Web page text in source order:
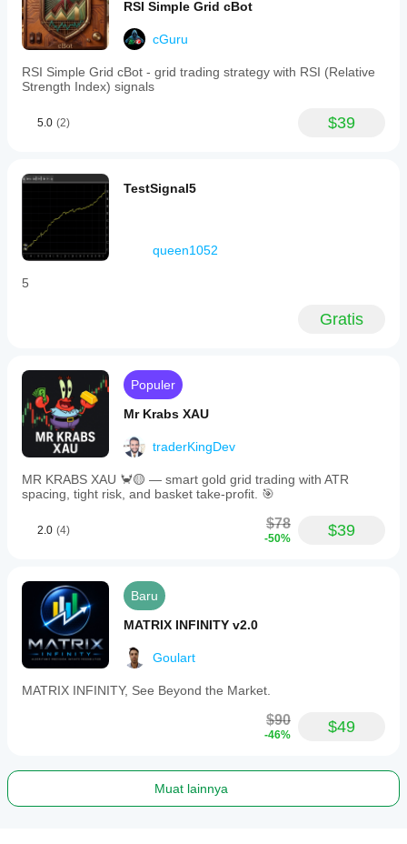
RSI Simple Grid cBot
cGuru
RSI Simple Grid cBot - grid trading strategy with RSI (Relative
Strength Index) signals
5.0 (2) $39
TestSignal5
queen1052
5
Gratis
Populer
Mr Krabs XAU
traderKingDev
MR KRABS XAU 🦀🟡 — smart gold grid trading with ATR
spacing, tight risk, and basket take-profit. 🎯
2.0 (4) $78
-50% $39
Baru
MATRIX INFINITY v2.0
Goulart
MATRIX INFINITY, See Beyond the Market.
$90
-46% $49
Muat lainnya